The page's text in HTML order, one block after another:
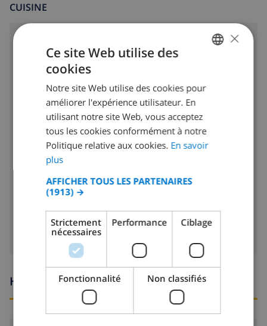
CUISINE
micro ondes
réfrigérateur
congélateur
toaster
lave-vaisselle
machine à laver
Heures d'arrivée et de départ
DUTCH
SPANISH
GERMAN
DANISH
×
Ce site Web utilise des
cookies
Notre site Web utilise des cookies pour
améliorer l'expérience utilisateur. En
utilisant notre site Web, vous acceptez
tous les cookies conformément à notre
Politique relative aux cookies. En savoir
plus
AFFICHER TOUS LES PARTENAIRES
(1913) →
Strictement
nécessaires
Performance Ciblage
Fonctionnalité Non classifiés